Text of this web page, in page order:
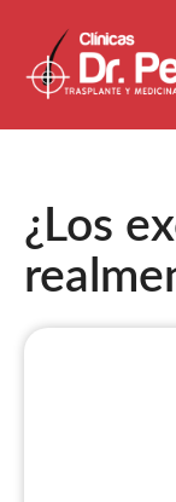
¿Los